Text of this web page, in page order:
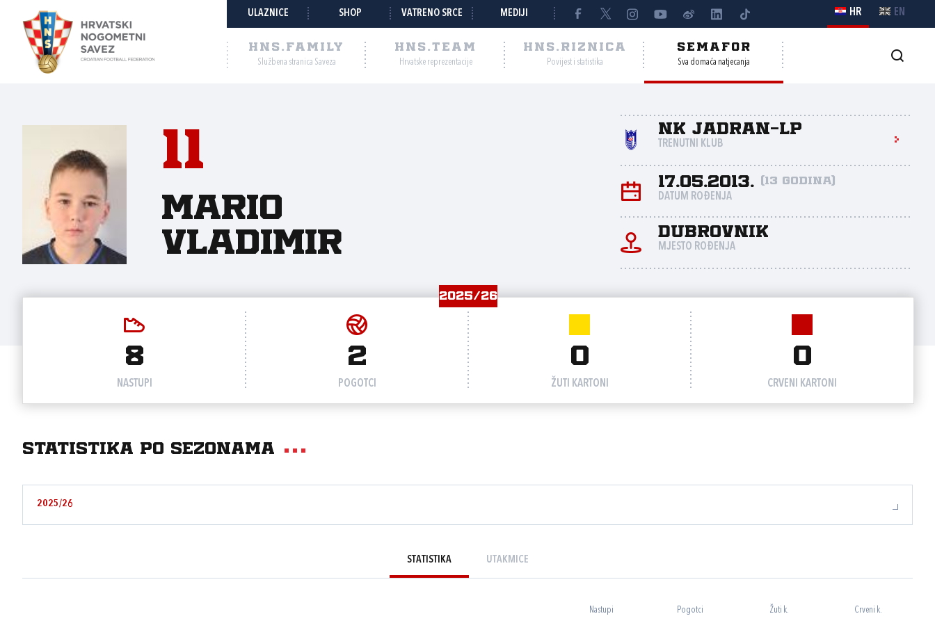
ULAZNICE SHOP VATRENO SRCE MEDIJI HR EN
HNS.FAMILY
Službena stranica Saveza
HNS.TEAM
Hrvatske reprezentacije
HNS.RIZNICA
Povijest i statistika
SEMAFOR
Sva domaća natjecanja
11
Mario
Vladimir
NK Jadran-LP
TRENUTNI KLUB
17.05.2013. (13 godina)
DATUM ROĐENJA
Dubrovnik
MJESTO ROĐENJA
2025/26
8
NASTUPI
2
POGOTCI
0
ŽUTI KARTONI
0
CRVENI KARTONI
Statistika po sezonama
2025/26
STATISTIKA UTAKMICE
Nastupi Pogotci Žuti k. Crveni k.